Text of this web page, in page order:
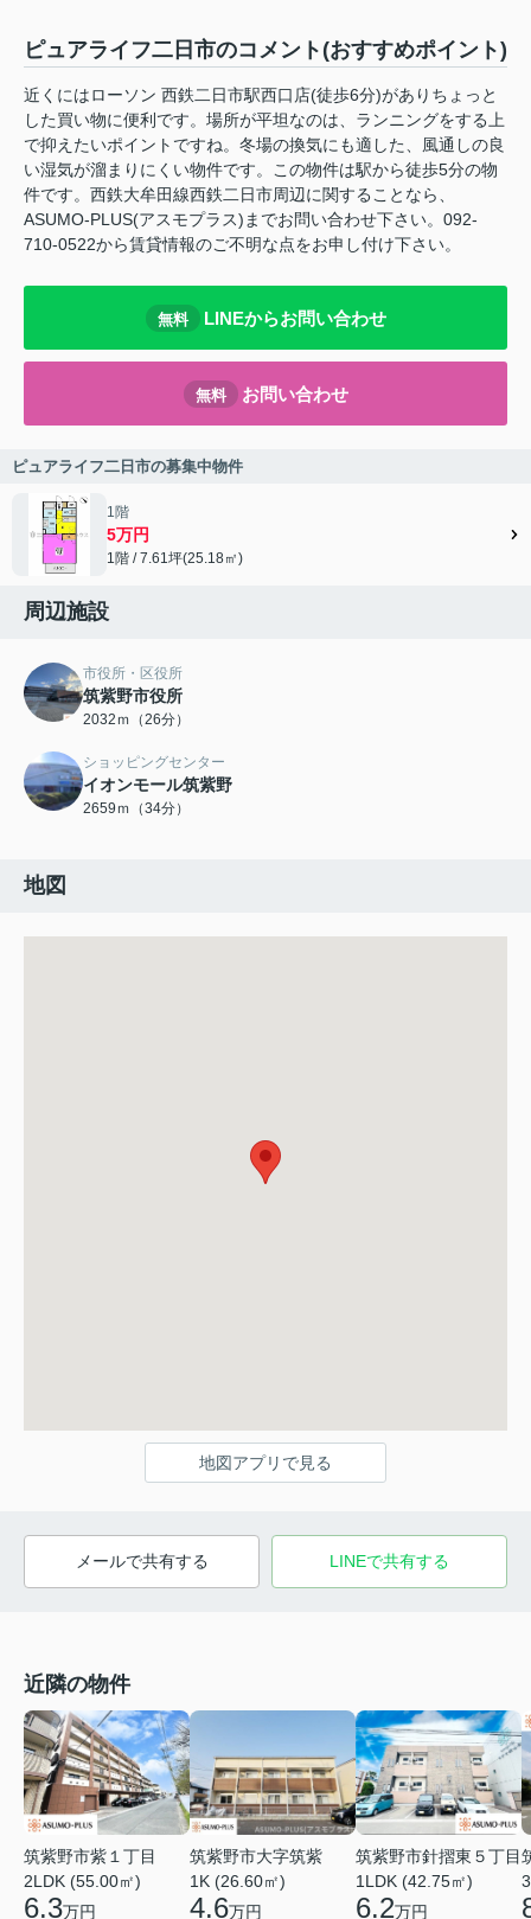
ピュアライフ二日市のコメント(おすすめポイント)
近くにはローソン 西鉄二日市駅西口店(徒歩6分)がありちょっと
した買い物に便利です。場所が平坦なのは、ランニングをする上
で抑えたいポイントですね。冬場の換気にも適した、風通しの良
い湿気が溜まりにくい物件です。この物件は駅から徒歩5分の物
件です。西鉄大牟田線西鉄二日市周辺に関することなら、
ASUMO-PLUS(アスモプラス)までお問い合わせ下さい。092-
710-0522から賃貸情報のご不明な点をお申し付け下さい。
無料 LINEからお問い合わせ
無料 お問い合わせ
ピュアライフ二日市の募集中物件
1階
5万円
1階 / 7.61坪(25.18㎡)
周辺施設
市役所・区役所
筑紫野市役所
2032ｍ（26分）
ショッピングセンター
イオンモール筑紫野
2659ｍ（34分）
地図
地図アプリで見る
メールで共有する LINEで共有する
近隣の物件
筑紫野市紫１丁目
2LDK (55.00㎡)
6.3万円
筑紫野市大字筑紫
1K (26.60㎡)
4.6万円
筑紫野市針摺東５丁目
1LDK (42.75㎡)
6.2万円